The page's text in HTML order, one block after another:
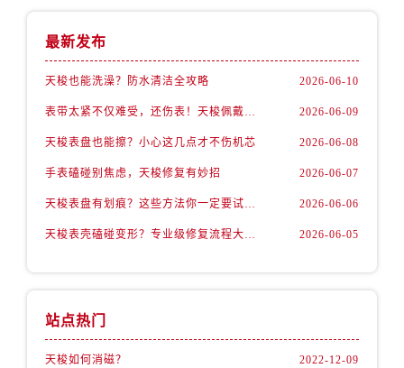
最新发布
天梭也能洗澡？防水清洁全攻略 2026-06-10
表带太紧不仅难受，还伤表！天梭佩戴优化技巧 2026-06-09
天梭表盘也能擦？小心这几点才不伤机芯 2026-06-08
手表磕碰别焦虑，天梭修复有妙招 2026-06-07
天梭表盘有划痕？这些方法你一定要试试！ 2026-06-06
天梭表壳磕碰变形？专业级修复流程大公开 2026-06-05
站点热门
天梭如何消磁？ 2022-12-09